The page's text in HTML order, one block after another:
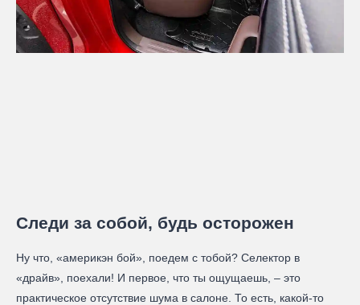
Следи за собой, будь осторожен
Ну что, «америкэн бой», поедем с тобой? Селектор в
«драйв», поехали! И первое, что ты ощущаешь, – это
практическое отсутствие шума в салоне. То есть, какой-то